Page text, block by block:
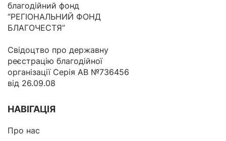
благодійний фонд
“РЕГІОНАЛЬНИЙ ФОНД
БЛАГОЧЕСТЯ”
Свідоцтво про державну
реєстрацію благодійної
організації Серія АВ №736456
від 26.09.08
НАВІГАЦІЯ
Про нас